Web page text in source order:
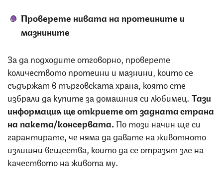
Проверете нивата на протеините и
мазнините
За да подходите отговорно, проверете
количеството протеини и мазнини, които се
съдържат в търговската храна, която сте
избрали да купите за домашния си любимец. Тази
информация ще откриете от задната страна
на пакета/консервата.По този начин ще си
гарантирате, че няма да давате на животното
излишни вещества, които да се отразят зле на
качеството на живота му.